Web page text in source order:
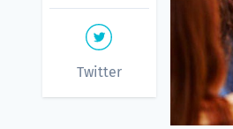
Twitter